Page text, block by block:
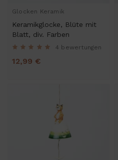
Glocken Keramik
Keramikglocke, Blüte mit
Blatt, div. Farben
4 bewertungen
12,99 €